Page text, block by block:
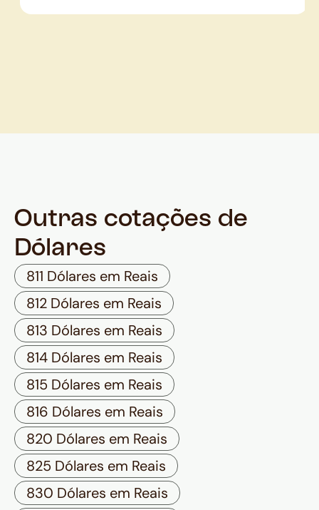
Outras cotações de
Dólares
811 Dólares em Reais
812 Dólares em Reais
813 Dólares em Reais
814 Dólares em Reais
815 Dólares em Reais
816 Dólares em Reais
820 Dólares em Reais
825 Dólares em Reais
830 Dólares em Reais